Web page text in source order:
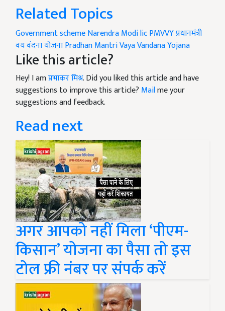
Related Topics
Government schemeNarendra ModilicPMVVYप्रधानमंत्री
वय वंदना योजनाPradhan Mantri Vaya Vandana Yojana
Like this article?
Hey! I amप्रभाकर मिश्र. Did you liked this article and have
suggestions to improve this article? Mailme your
suggestions and feedback.
Read next
अगर आपको नहीं मिला ‘पीएम-
किसान’ योजना का पैसा तो इस
टोल फ्री नंबर पर संपर्क करें